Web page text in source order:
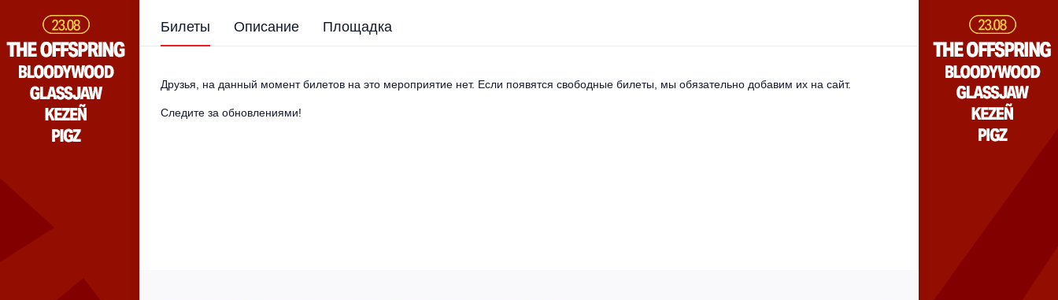
Билеты Описание Площадка
Друзья, на данный момент билетов на это мероприятие нет. Если появятся свободные билеты, мы обязательно добавим их на сайт.
Следите за обновлениями!